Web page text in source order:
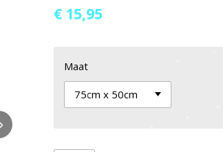
€ 15,95
Maat